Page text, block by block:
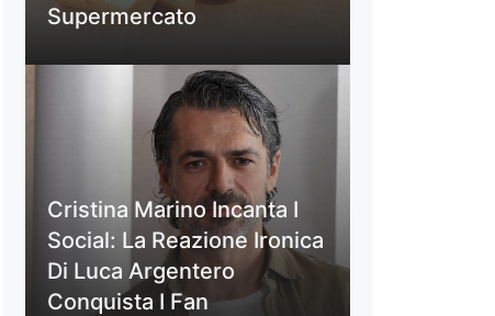
Supermercato
Cristina Marino Incanta I
Social: La Reazione Ironica
Di Luca Argentero
Conquista I Fan